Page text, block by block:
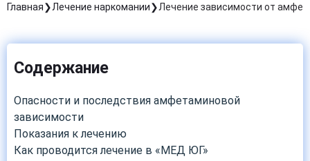
Главная Лечение наркомании Лечение зависимости от
Содержание
Опасности и последствия амфетаминовой
зависимости
Показания к лечению
Как проводится лечение в «МЕД ЮГ»